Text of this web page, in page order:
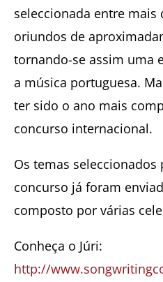
seleccionada entre mais
oriundos de
tornando-se assim uma
a música portuguesa.
ter sido o ano mais
concurso internacional.
Os temas seleccionados
concurso já foram
composto por várias
Conheça o Júri:
http://